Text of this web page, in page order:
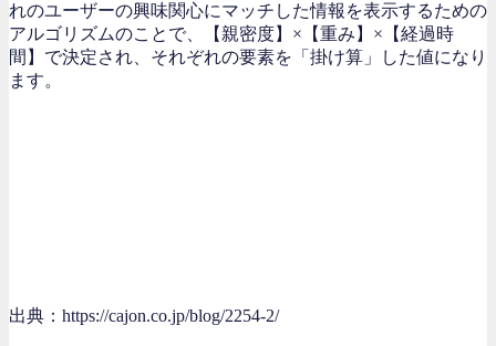
れのユーザーの興味関心にマッチした情報を表示するための
アルゴリズムのことで、【親密度】×【重み】×【経過時
間】で決定され、それぞれの要素を「掛け算」した値になり
ます。
出典：https://cajon.co.jp/blog/2254-2/